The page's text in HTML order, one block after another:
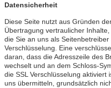
Datensicherheit
Diese Seite nutzt aus Gründen
Übertragung vertraulicher
die Sie an uns als
Verschlüsselung. Eine
daran, dass die Adresszeile des
wechselt und an dem Schloss-
die SSL Verschlüsselung aktiviert
uns übermitteln, grundsätzlich